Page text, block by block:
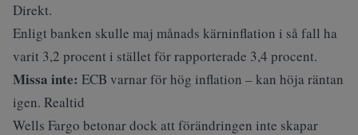
Direkt.
Enligt banken skulle maj månads kärninflation i så fall ha
varit 3,2 procent i stället för rapporterade 3,4 procent.
Missa inte: ECB varnar för hög inflation – kan höja räntan
igen. Realtid
Wells Fargo betonar dock att förändringen inte skapar